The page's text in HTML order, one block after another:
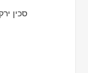
סכין